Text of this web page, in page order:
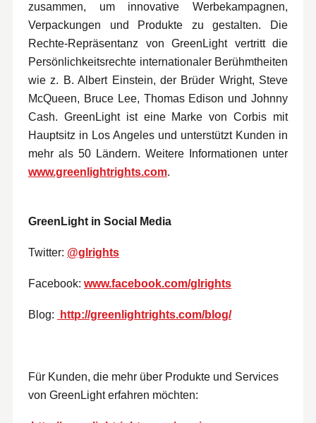
zusammen, um innovative Werbekampagnen,
Verpackungen und Produkte zu gestalten. Die
Rechte-Repräsentanz von GreenLight vertritt die
Persönlichkeitsrechte internationaler Berühmtheiten
wie z. B. Albert Einstein, der Brüder Wright, Steve
McQueen, Bruce Lee, Thomas Edison und Johnny
Cash. GreenLight ist eine Marke von Corbis mit
Hauptsitz in Los Angeles und unterstützt Kunden in
mehr als 50 Ländern. Weitere Informationen unter
www.greenlightrights.com.
GreenLight in Social Media
Twitter: @glrights
Facebook: www.facebook.com/glrights
Blog: http://greenlightrights.com/blog/
Für Kunden, die mehr über Produkte und Services
von GreenLight erfahren möchten: